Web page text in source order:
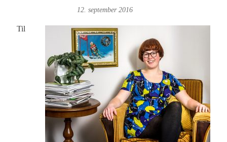
12. september 2016
Til